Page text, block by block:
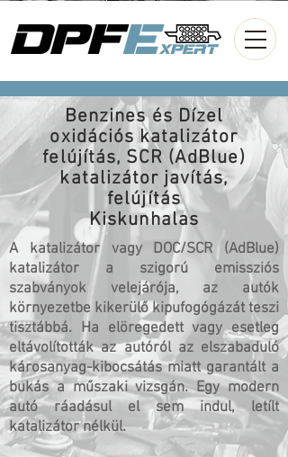
Benzines és Dízel
oxidációs katalizátor
felújítás, SCR (AdBlue)
katalizátor javítás,
felújítás
Kiskunhalas
A katalizátor vagy DOC/SCR (AdBlue)
katalizátor a szigorú emissziós
szabványok velejárója, az autók
környezetbe kikerülő kipufogógázát teszi
tisztábbá. Ha elöregedett vagy esetleg
eltávolították az autóról az elszabaduló
károsanyag-kibocsátás miatt garantált a
bukás a műszaki vizsgán. Egy modern
autó ráadásul el sem indul, letílt
katalizátor nélkül.